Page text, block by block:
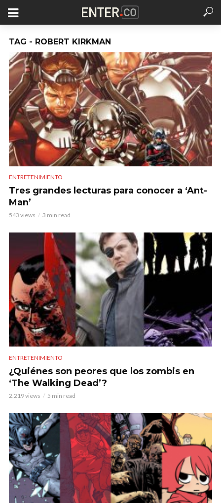
TAG - ROBERT KIRKMAN
ENTRETENIMIENTO
Tres grandes lecturas para conocer a ‘Ant-
Man’
543 views 3 min read
ENTRETENIMIENTO
¿Quiénes son peores que los zombis en
‘The Walking Dead’?
2.219 views 5 min read